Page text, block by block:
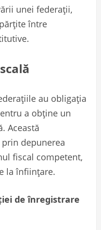
unei federații,
între
au obligația
a obține un
Această
depunerea
fiscal competent,
la înființare.
de înregistrare